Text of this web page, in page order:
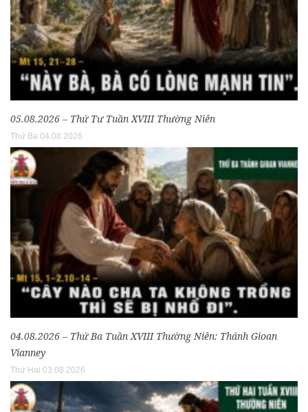
05.08.2026 – Thứ Tư Tuần XVIII Thường Niên
Thứ Ba 04.08.2026
04.08.2026 – Thứ Ba Tuần XVIII Thường Niên: Thánh Gioan
Vianney
Thứ Hai 03.08.2026